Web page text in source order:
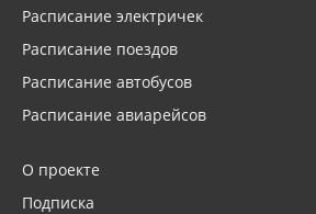
Расписание электричек
Расписание поездов
Расписание автобусов
Расписание авиарейсов
О проекте
Подписка